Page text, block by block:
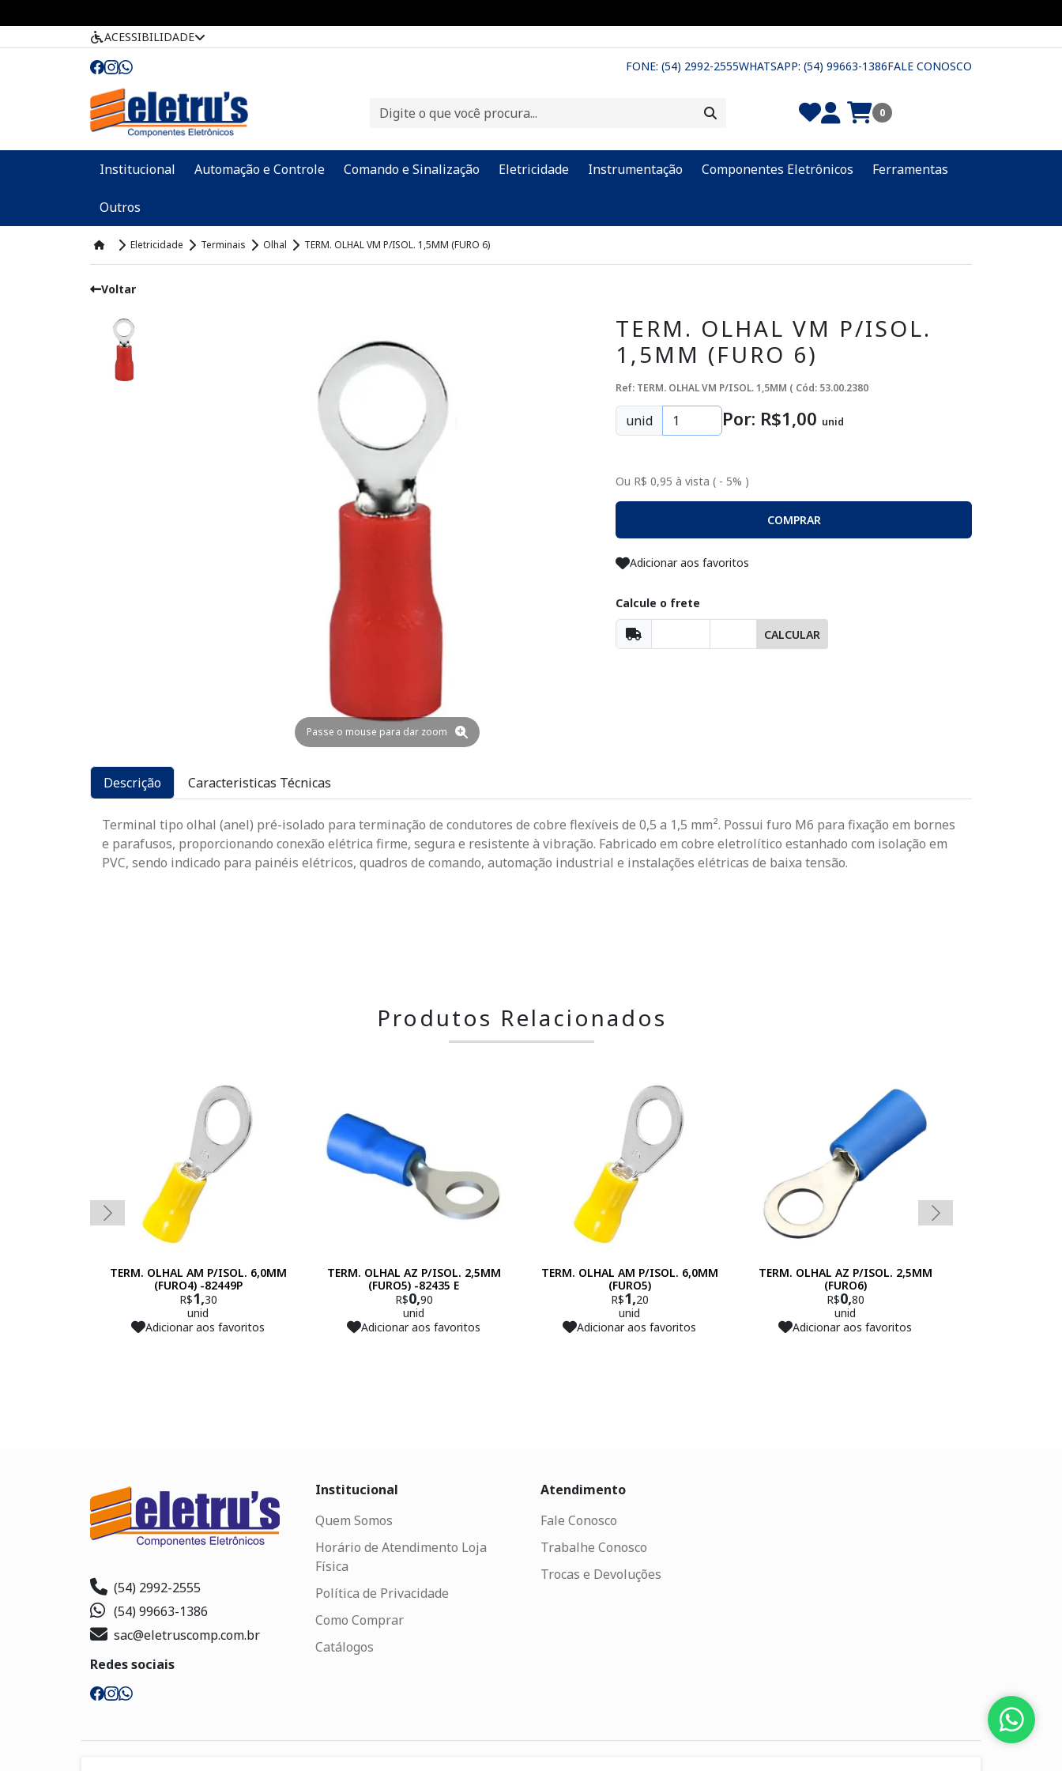
ACESSIBILIDADE
FONE: (54) 2992-2555WHATSAPP: (54) 99663-1386FALE CONOSCO
0
Institucional Automação e Controle Comando e Sinalização Eletricidade Instrumentação Componentes Eletrônicos Ferramentas
Outros
Eletricidade Terminais Olhal TERM. OLHAL VM P/ISOL. 1,5MM (FURO 6)
Voltar
Passe o mouse para dar zoom
TERM. OLHAL VM P/ISOL.
1,5MM (FURO 6)
Ref: TERM. OLHAL VM P/ISOL. 1,5MM ( Cód: 53.00.2380
unid Por: R$1,00 unid
Ou R$ 0,95 à vista ( - 5% )
COMPRAR
Adicionar aos favoritos
Calcule o frete
CALCULAR
Descrição Caracteristicas Técnicas
Terminal tipo olhal (anel) pré-isolado para terminação de condutores de cobre flexíveis de 0,5 a 1,5 mm². Possui furo M6 para fixação em bornes
e parafusos, proporcionando conexão elétrica firme, segura e resistente à vibração. Fabricado em cobre eletrolítico estanhado com isolação em
PVC, sendo indicado para painéis elétricos, quadros de comando, automação industrial e instalações elétricas de baixa tensão.
Produtos Relacionados
TERM. OLHAL AM P/ISOL. 6,0MM
(FURO4) -82449P
R$1,30
unid
Adicionar aos favoritos
TERM. OLHAL AZ P/ISOL. 2,5MM
(FURO5) -82435 E
R$0,90
unid
Adicionar aos favoritos
TERM. OLHAL AM P/ISOL. 6,0MM
(FURO5)
R$1,20
unid
Adicionar aos favoritos
TERM. OLHAL AZ P/ISOL. 2,5MM
(FURO6)
R$0,80
unid
Adicionar aos favoritos
(54) 2992-2555
(54) 99663-1386
sac@eletruscomp.com.br
Redes sociais
Institucional
Quem Somos
Horário de Atendimento Loja
Física
Política de Privacidade
Como Comprar
Catálogos
Atendimento
Fale Conosco
Trabalhe Conosco
Trocas e Devoluções